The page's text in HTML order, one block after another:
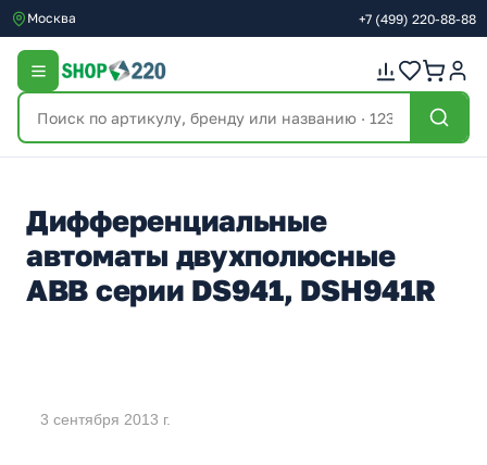
Москва +7 (499) 220-88-88
Дифференциальные
автоматы двухполюсные
ABB серии DS941, DSH941R
3 сентября 2013 г.